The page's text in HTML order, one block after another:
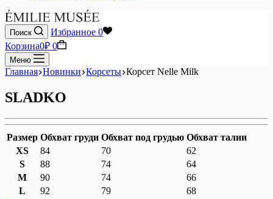
Поиск Избранное 0
Корзина0₽ 0
Меню
Главная Новинки Корсеты Корсет Nelle Milk
SLADKO
Размер Обхват груди Обхват под грудью Обхват талии
XS
84 70
62
S
88 74
64
M
90 74
66
L
92 79
68